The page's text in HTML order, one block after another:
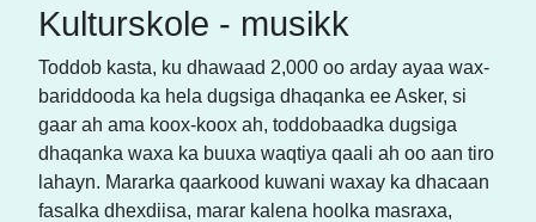
Kulturskole - musikk
Toddob kasta, ku dhawaad 2,000 oo arday ayaa wax-
bariddooda ka hela dugsiga dhaqanka ee Asker, si
gaar ah ama koox-koox ah, toddobaadka dugsiga
dhaqanka waxa ka buuxa waqtiya qaali ah oo aan tiro
lahayn. Mararka qaarkood kuwani waxay ka dhacaan
fasalka dhexdiisa, marar kalena hoolka masraxa,